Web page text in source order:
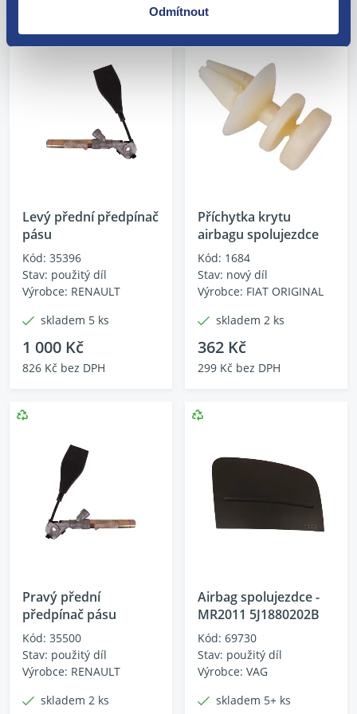
Odmítnout
Levý přední předpínač
pásu
Kód: 35396
Stav: použitý díl
Výrobce: RENAULT
skladem 5 ks
1 000 Kč
826 Kč bez DPH
Příchytka krytu
airbagu spolujezdce
Kód: 1684
Stav: nový díl
Výrobce: FIAT ORIGINAL
skladem 2 ks
362 Kč
299 Kč bez DPH
Pravý přední
předpínač pásu
Kód: 35500
Stav: použitý díl
Výrobce: RENAULT
skladem 2 ks
Airbag spolujezdce -
MR2011 5J1880202B
Kód: 69730
Stav: použitý díl
Výrobce: VAG
skladem 5+ ks